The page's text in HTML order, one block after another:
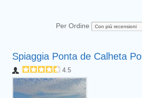
Per Ordine
Spiaggia Ponta de Calheta
4.5